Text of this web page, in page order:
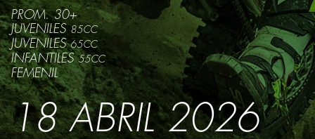
PROM. 30+
JUVENILES85CC
JUVENILES65CC
INFANTILES55CC
FEMENIL
18 ABRIL 2026